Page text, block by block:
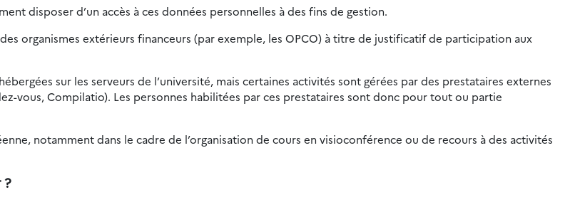
disposer d’un accès à ces données personnelles à des fins de gestion.
organismes extérieurs financeurs (par exemple, les OPCO) à titre de justificatif de participation aux
sur les serveurs de l’université, mais certaines activités sont gérées par des prestataires externes
vous, Compilatio). Les personnes habilitées par ces prestataires sont donc pour tout ou partie
notamment dans le cadre de l’organisation de cours en visioconférence ou de recours à des activités
?